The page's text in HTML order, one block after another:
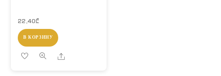
22,40₾
В КОРЗИНУ
Share